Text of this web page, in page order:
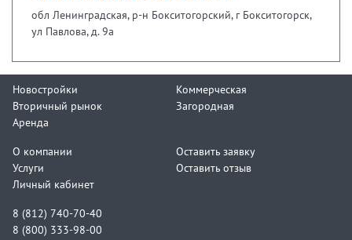
обл Ленинградская, р-н Бокситогорский, г Бокситогорск,
ул Павлова, д. 9а
Новостройки
Вторичный рынок
Аренда
Коммерческая
Загородная
О компании
Услуги
Личный кабинет
Оставить заявку
Оставить отзыв
8 (812) 740-70-40
8 (800) 333-98-00